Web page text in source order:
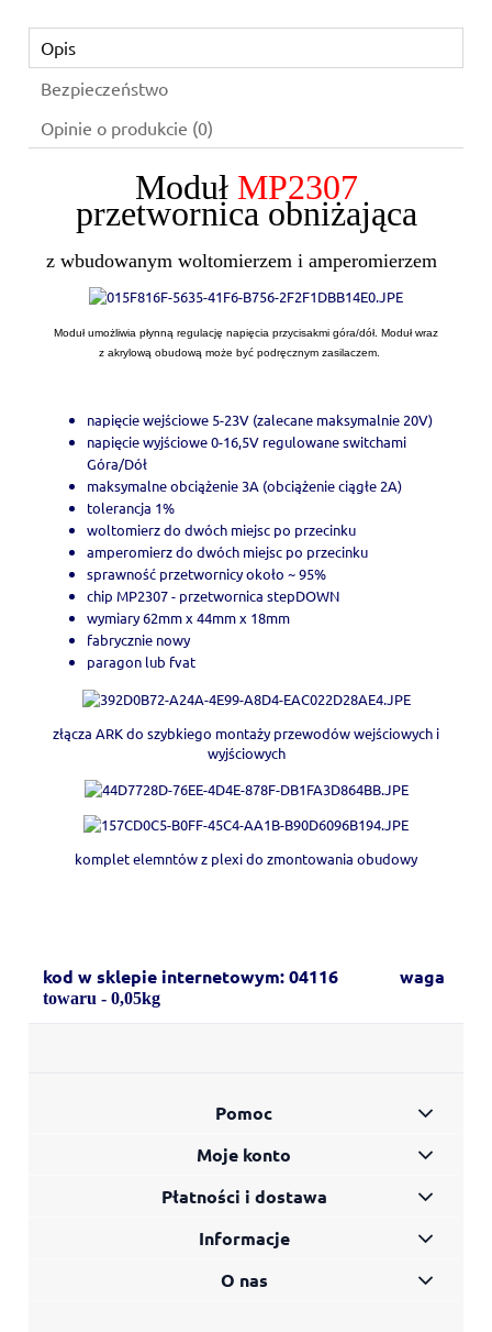
Opis
Bezpieczeństwo
Opinie o produkcie (0)
Moduł MP2307
przetwornica obniżająca
z wbudowanym woltomierzem i amperomierzem
Moduł umożliwia płynną regulację napięcia przycisakmi góra/dół. Moduł wraz
z akrylową obudową może być podręcznym zasilaczem.
napięcie wejściowe 5-23V (zalecane maksymalnie 20V)
napięcie wyjściowe 0-16,5V regulowane switchami
Góra/Dół
maksymalne obciążenie 3A (obciążenie ciągłe 2A)
tolerancja 1%
woltomierz do dwóch miejsc po przecinku
amperomierz do dwóch miejsc po przecinku
sprawność przetwornicy około ~ 95%
chip MP2307 - przetwornica stepDOWN
wymiary 62mm x 44mm x 18mm
fabrycznie nowy
paragon lub fvat
złącza ARK do szybkiego montaży przewodów wejściowych i
wyjściowych
komplet elemntów z plexi do zmontowania obudowy
kod w sklepie internetowym: 04116 waga
towaru - 0,05kg
Pomoc
Moje konto
Płatności i dostawa
Informacje
O nas